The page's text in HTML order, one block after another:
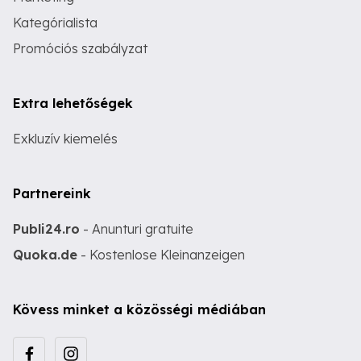
Kategórialista
Promóciós szabályzat
Extra lehetőségek
Exkluzív kiemelés
Partnereink
Publi24.ro - Anunturi gratuite
Quoka.de - Kostenlose Kleinanzeigen
Kövess minket a közösségi médiában